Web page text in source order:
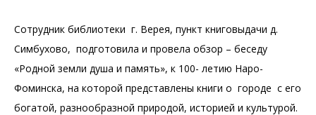
Сотрудник библиотеки г. Верея, пункт книговыдачи д.
Симбухово, подготовила и провела обзор – беседу
«Родной земли душа и память», к 100- летию Наро-
Фоминска, на которой представлены книги о городе с его
богатой, разнообразной природой, историей и культурой.